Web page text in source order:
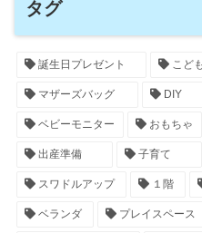
タグ
誕生日プレゼント こど
マザーズバッグ DIY
ベビーモニター おもちゃ
出産準備 子育て
スワドルアップ １階
ベランダ プレイスペース